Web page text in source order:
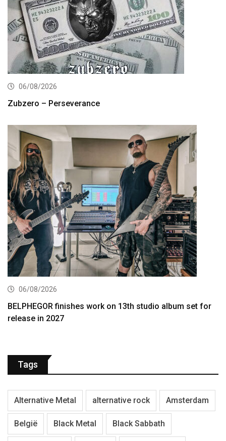
06/08/2026
Zubzero – Perseverance
06/08/2026
BELPHEGOR finishes work on 13th studio album set for
release in 2027
Tags
Alternative Metal alternative rock Amsterdam
België Black Metal Black Sabbath